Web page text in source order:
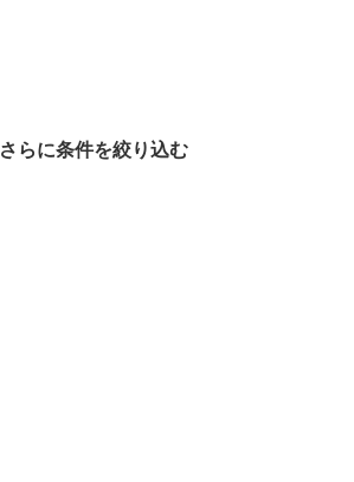
さらに条件を絞り込む